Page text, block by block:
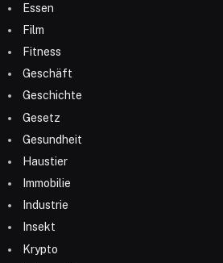
Essen
Film
Fitness
Geschäft
Geschichte
Gesetz
Gesundheit
Haustier
Immobilie
Industrie
Insekt
Krypto